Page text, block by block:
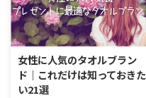
女性に人気のタオルブラン
ド｜これだけは知っておきた
い21選